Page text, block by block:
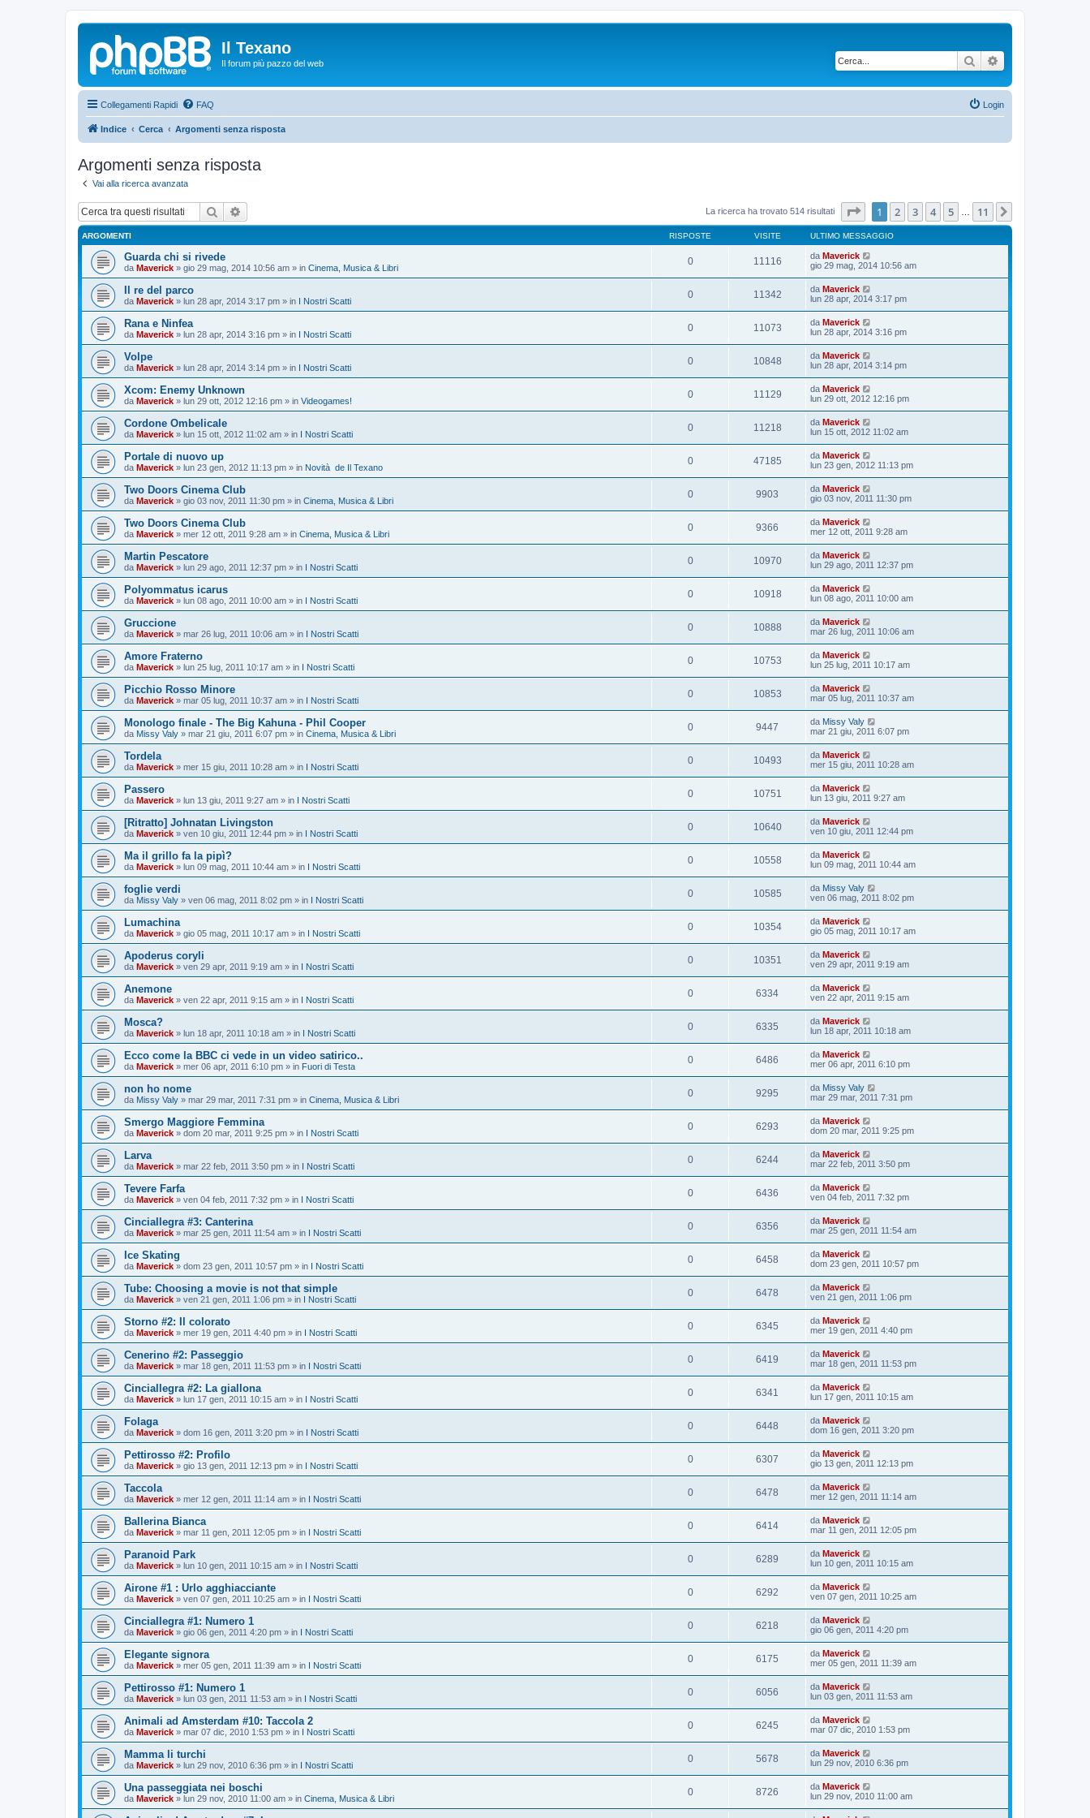
Il Texano
Il forum più pazzo del web Cerca
Collegamenti Rapidi FAQ Login
Indice Cerca Argomenti senza risposta
Argomenti senza risposta
Vai alla ricerca avanzata
Cerca La ricerca ha trovato 514 risultati Pagina1 di
1 2 3 4 5 11
ARGOMENTI RISPOSTE VISITE ULTIMO MESSAGGIO
Guarda chi si rivede
da Maverick » gio 29 mag, 2014 10:56 am » in Cinema, Musica & Libri
0 11116 da Maverick
gio 29 mag, 2014 10:56 am
Il re del parco
da Maverick » lun 28 apr, 2014 3:17 pm » in I Nostri Scatti
0 11342 da Maverick
lun 28 apr, 2014 3:17 pm
Rana e Ninfea
da Maverick » lun 28 apr, 2014 3:16 pm » in I Nostri Scatti
0 11073 da Maverick
lun 28 apr, 2014 3:16 pm
Volpe
da Maverick » lun 28 apr, 2014 3:14 pm » in I Nostri Scatti
0 10848 da Maverick
lun 28 apr, 2014 3:14 pm
Xcom: Enemy Unknown
da Maverick » lun 29 ott, 2012 12:16 pm » in Videogames!
0 11129 da Maverick
lun 29 ott, 2012 12:16 pm
Cordone Ombelicale
da Maverick » lun 15 ott, 2012 11:02 am » in I Nostri Scatti
0 11218 da Maverick
lun 15 ott, 2012 11:02 am
Portale di nuovo up
da Maverick » lun 23 gen, 2012 11:13 pm » in Novità de Il Texano
0 47185 da Maverick
lun 23 gen, 2012 11:13 pm
Two Doors Cinema Club
da Maverick » gio 03 nov, 2011 11:30 pm » in Cinema, Musica & Libri
0 9903 da Maverick
gio 03 nov, 2011 11:30 pm
Two Doors Cinema Club
da Maverick » mer 12 ott, 2011 9:28 am » in Cinema, Musica & Libri
0 9366 da Maverick
mer 12 ott, 2011 9:28 am
Martin Pescatore
da Maverick » lun 29 ago, 2011 12:37 pm » in I Nostri Scatti
0 10970 da Maverick
lun 29 ago, 2011 12:37 pm
Polyommatus icarus
da Maverick » lun 08 ago, 2011 10:00 am » in I Nostri Scatti
0 10918 da Maverick
lun 08 ago, 2011 10:00 am
Gruccione
da Maverick » mar 26 lug, 2011 10:06 am » in I Nostri Scatti
0 10888 da Maverick
mar 26 lug, 2011 10:06 am
Amore Fraterno
da Maverick » lun 25 lug, 2011 10:17 am » in I Nostri Scatti
0 10753 da Maverick
lun 25 lug, 2011 10:17 am
Picchio Rosso Minore
da Maverick » mar 05 lug, 2011 10:37 am » in I Nostri Scatti
0 10853 da Maverick
mar 05 lug, 2011 10:37 am
Monologo finale - The Big Kahuna - Phil Cooper
da Missy Valy » mar 21 giu, 2011 6:07 pm » in Cinema, Musica & Libri
0 9447 da Missy Valy
mar 21 giu, 2011 6:07 pm
Tordela
da Maverick » mer 15 giu, 2011 10:28 am » in I Nostri Scatti
0 10493 da Maverick
mer 15 giu, 2011 10:28 am
Passero
da Maverick » lun 13 giu, 2011 9:27 am » in I Nostri Scatti
0 10751 da Maverick
lun 13 giu, 2011 9:27 am
[Ritratto] Johnatan Livingston
da Maverick » ven 10 giu, 2011 12:44 pm » in I Nostri Scatti
0 10640 da Maverick
ven 10 giu, 2011 12:44 pm
Ma il grillo fa la pipì?
da Maverick » lun 09 mag, 2011 10:44 am » in I Nostri Scatti
0 10558 da Maverick
lun 09 mag, 2011 10:44 am
foglie verdi
da Missy Valy » ven 06 mag, 2011 8:02 pm » in I Nostri Scatti
0 10585 da Missy Valy
ven 06 mag, 2011 8:02 pm
Lumachina
da Maverick » gio 05 mag, 2011 10:17 am » in I Nostri Scatti
0 10354 da Maverick
gio 05 mag, 2011 10:17 am
Apoderus coryli
da Maverick » ven 29 apr, 2011 9:19 am » in I Nostri Scatti
0 10351 da Maverick
ven 29 apr, 2011 9:19 am
Anemone
da Maverick » ven 22 apr, 2011 9:15 am » in I Nostri Scatti
0 6334 da Maverick
ven 22 apr, 2011 9:15 am
Mosca?
da Maverick » lun 18 apr, 2011 10:18 am » in I Nostri Scatti
0 6335 da Maverick
lun 18 apr, 2011 10:18 am
Ecco come la BBC ci vede in un video satirico..
da Maverick » mer 06 apr, 2011 6:10 pm » in Fuori di Testa
0 6486 da Maverick
mer 06 apr, 2011 6:10 pm
non ho nome
da Missy Valy » mar 29 mar, 2011 7:31 pm » in Cinema, Musica & Libri
0 9295 da Missy Valy
mar 29 mar, 2011 7:31 pm
Smergo Maggiore Femmina
da Maverick » dom 20 mar, 2011 9:25 pm » in I Nostri Scatti
0 6293 da Maverick
dom 20 mar, 2011 9:25 pm
Larva
da Maverick » mar 22 feb, 2011 3:50 pm » in I Nostri Scatti
0 6244 da Maverick
mar 22 feb, 2011 3:50 pm
Tevere Farfa
da Maverick » ven 04 feb, 2011 7:32 pm » in I Nostri Scatti
0 6436 da Maverick
ven 04 feb, 2011 7:32 pm
Cinciallegra #3: Canterina
da Maverick » mar 25 gen, 2011 11:54 am » in I Nostri Scatti
0 6356 da Maverick
mar 25 gen, 2011 11:54 am
Ice Skating
da Maverick » dom 23 gen, 2011 10:57 pm » in I Nostri Scatti
0 6458 da Maverick
dom 23 gen, 2011 10:57 pm
Tube: Choosing a movie is not that simple
da Maverick » ven 21 gen, 2011 1:06 pm » in I Nostri Scatti
0 6478 da Maverick
ven 21 gen, 2011 1:06 pm
Storno #2: Il colorato
da Maverick » mer 19 gen, 2011 4:40 pm » in I Nostri Scatti
0 6345 da Maverick
mer 19 gen, 2011 4:40 pm
Cenerino #2: Passeggio
da Maverick » mar 18 gen, 2011 11:53 pm » in I Nostri Scatti
0 6419 da Maverick
mar 18 gen, 2011 11:53 pm
Cinciallegra #2: La giallona
da Maverick » lun 17 gen, 2011 10:15 am » in I Nostri Scatti
0 6341 da Maverick
lun 17 gen, 2011 10:15 am
Folaga
da Maverick » dom 16 gen, 2011 3:20 pm » in I Nostri Scatti
0 6448 da Maverick
dom 16 gen, 2011 3:20 pm
Pettirosso #2: Profilo
da Maverick » gio 13 gen, 2011 12:13 pm » in I Nostri Scatti
0 6307 da Maverick
gio 13 gen, 2011 12:13 pm
Taccola
da Maverick » mer 12 gen, 2011 11:14 am » in I Nostri Scatti
0 6478 da Maverick
mer 12 gen, 2011 11:14 am
Ballerina Bianca
da Maverick » mar 11 gen, 2011 12:05 pm » in I Nostri Scatti
0 6414 da Maverick
mar 11 gen, 2011 12:05 pm
Paranoid Park
da Maverick » lun 10 gen, 2011 10:15 am » in I Nostri Scatti
0 6289 da Maverick
lun 10 gen, 2011 10:15 am
Airone #1 : Urlo agghiacciante
da Maverick » ven 07 gen, 2011 10:25 am » in I Nostri Scatti
0 6292 da Maverick
ven 07 gen, 2011 10:25 am
Cinciallegra #1: Numero 1
da Maverick » gio 06 gen, 2011 4:20 pm » in I Nostri Scatti
0 6218 da Maverick
gio 06 gen, 2011 4:20 pm
Elegante signora
da Maverick » mer 05 gen, 2011 11:39 am » in I Nostri Scatti
0 6175 da Maverick
mer 05 gen, 2011 11:39 am
Pettirosso #1: Numero 1
da Maverick » lun 03 gen, 2011 11:53 am » in I Nostri Scatti
0 6056 da Maverick
lun 03 gen, 2011 11:53 am
Animali ad Amsterdam #10: Taccola 2
da Maverick » mar 07 dic, 2010 1:53 pm » in I Nostri Scatti
0 6245 da Maverick
mar 07 dic, 2010 1:53 pm
Mamma li turchi
da Maverick » lun 29 nov, 2010 6:36 pm » in I Nostri Scatti
0 5678 da Maverick
lun 29 nov, 2010 6:36 pm
Una passeggiata nei boschi
da Maverick » lun 29 nov, 2010 11:00 am » in Cinema, Musica & Libri
0 8726 da Maverick
lun 29 nov, 2010 11:00 am